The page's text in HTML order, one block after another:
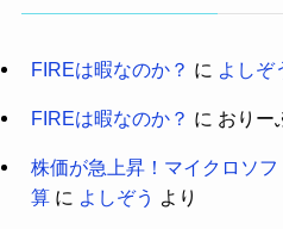
FIREは暇なのか？ に よしぞ
FIREは暇なのか？ に おりー
株価が急上昇！マイクロソ
算に よしぞう より